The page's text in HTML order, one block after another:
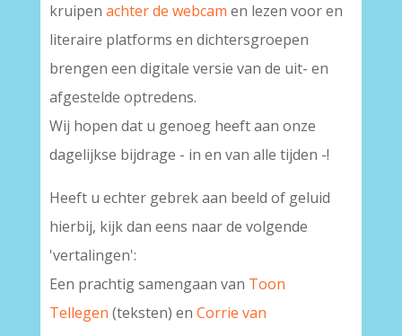
kruipen achter de webcam en lezen voor en
literaire platforms en dichtersgroepen
brengen een digitale versie van de uit- en
afgestelde optredens.
Wij hopen dat u genoeg heeft aan onze
dagelijkse bijdrage - in en van alle tijden -!
Heeft u echter gebrek aan beeld of geluid
hierbij, kijk dan eens naar de volgende
'vertalingen':
Een prachtig samengaan van Toon
Tellegen (teksten) en Corrie van